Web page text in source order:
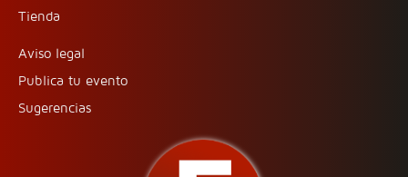
Tienda
Aviso legal
Publica tu evento
Sugerencias